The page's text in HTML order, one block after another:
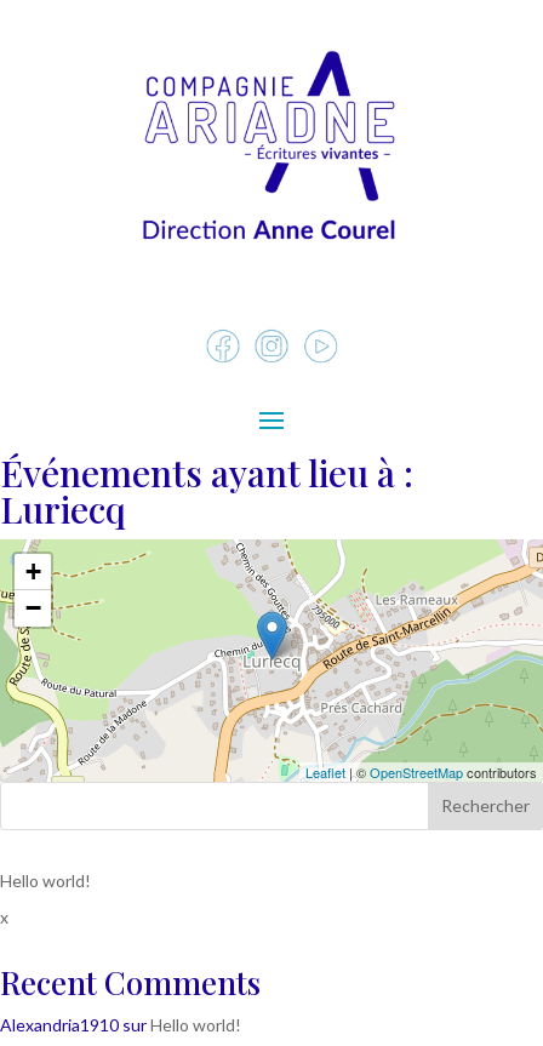
Événements ayant lieu à :
Luriecq
+
−
Leaflet | ©OpenStreetMapcontributors
Rechercher
Hello world!
x
Recent Comments
Alexandria1910 surHello world!